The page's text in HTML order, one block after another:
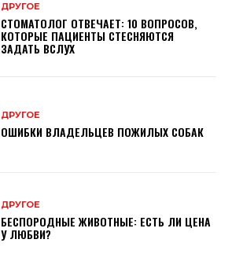
ДРУГОЕ
СТОМАТОЛОГ ОТВЕЧАЕТ: 10 ВОПРОСОВ,
КОТОРЫЕ ПАЦИЕНТЫ СТЕСНЯЮТСЯ
ЗАДАТЬ ВСЛУХ
ДРУГОЕ
ОШИБКИ ВЛАДЕЛЬЦЕВ ПОЖИЛЫХ СОБАК
ДРУГОЕ
БЕСПОРОДНЫЕ ЖИВОТНЫЕ: ЕСТЬ ЛИ ЦЕНА
У ЛЮБВИ?